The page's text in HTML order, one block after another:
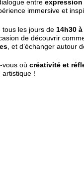
entre
immersive et
tous les jours de 14h30 à
de découvrir
, et d’échanger autour
vous où créativité et
artistique !